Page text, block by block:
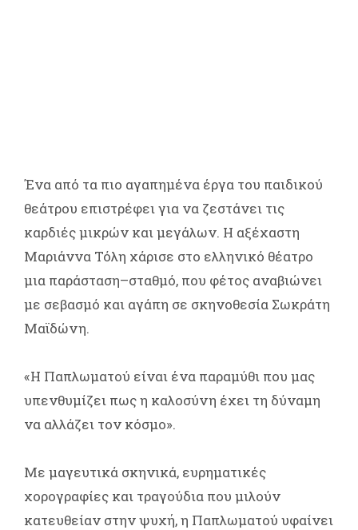
Ένα από τα πιο αγαπημένα έργα του παιδικού
θεάτρου επιστρέφει για να ζεστάνει τις
καρδιές μικρών και μεγάλων. Η αξέχαστη
Μαριάννα Τόλη χάρισε στο ελληνικό θέατρο
μια παράσταση–σταθμό, που φέτος αναβιώνει
με σεβασμό και αγάπη σε σκηνοθεσία Σωκράτη
Μαϊδώνη.
«Η Παπλωματού είναι ένα παραμύθι που μας
υπενθυμίζει πως η καλοσύνη έχει τη δύναμη
να αλλάζει τον κόσμο».
Με μαγευτικά σκηνικά, ευρηματικές
χορογραφίες και τραγούδια που μιλούν
κατευθείαν στην ψυχή, η Παπλωματού υφαίνει